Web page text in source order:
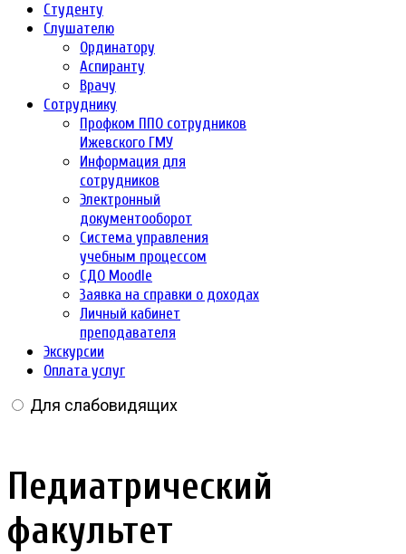
Студенту
Слушателю
Ординатору
Аспиранту
Врачу
Сотруднику
Профком ППО сотрудников
Ижевского ГМУ
Информация для
сотрудников
Электронный
документооборот
Система управления
учебным процессом
СДО Moodle
Заявка на справки о доходах
Личный кабинет
преподавателя
Экскурсии
Оплата услуг
Для слабовидящих
Педиатрический
факультет